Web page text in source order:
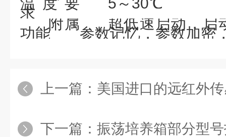
求
附属
功能
超低速启动，启
参数记忆，参数加密
上一篇： 美国进口的远红外传感器
下一篇： 振荡培养箱部分型